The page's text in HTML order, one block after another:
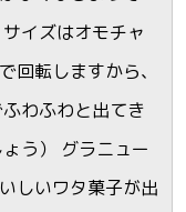
イズはオモチャ
で回転しますから、
わふわと出てき
う） グラニュー
しいワタ菓子が出